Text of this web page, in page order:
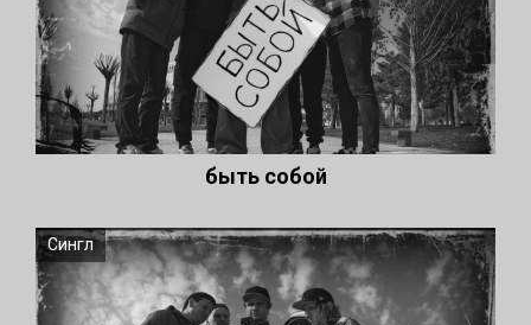
быть собой
Сингл